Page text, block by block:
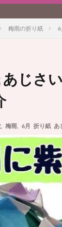
梅雨の折り紙
じさ
梅雨 6月 折り紙 あ